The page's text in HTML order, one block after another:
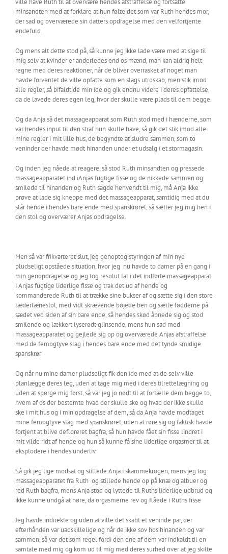
ville have Ruth til at overvære hendes afstraffelse og fortsatte
minsandten med at forklare at hun følte det som var Ruth hendes mor,
der sad og overværede sin datters opdragelse med den velfortjente
endefuld.
Og mens alt dette stod på, så kunne jeg ikke lade være med at sige til
mig selv at kvinder er anderledes end os mænd, man kan aldrig helt
regne med deres reaktioner, når de bliver overrasket af noget man
havde forventet de ville opfatte som en slags utroskab, men stik imod
alle regler, så bifaldt de min ide og gik endnu videre i deres opfattelse,
da de lavede deres egen leg, hvor der skulle være plads til dem begge.
Og da Anja så det massageapparat som Ruth stod med i hænderne, som
var hendes input til den straf hun skulle have, så gik det stik imod alle
mine regler i mit lille hus, de begyndte at sludre sammen, som to
veninder der havde mødt hinanden under et udsalg i et stormagasin.
Og inden jeg nåede at reagere, så stod Ruth minsandten og pressede
massageapparatet ind iAnjas fugtige fisse og de nikkede sammen og
smilede til hinanden og Ruth sagde henvendt til mig, må Anja ikke
prøve at lade sig kneppe med det massageapparat, samtidig med at du
slår hende i hendes bare ende med spanskrøret, så sætter jeg mig hen i
den stol og overværer Anjas opdragelse.
Men så var frikvarteret slut, jeg genoptog styringen af min nye
pludseligt opståede situation, hvor jeg nu havde to damer på en gang i
min genopdragelse og jeg tog resolut fat i det indførte massageapparat
i Anjas fugtige liderlige fisse og trak det ud af hende og
kommanderede Ruth til at trække sine bukser af og sætte sig i den store
læderlænestol, med vidt skrævende bøjede ben og sætte fødderne på
sædet ved siden af sin bare ende, så hendes skød åbnede sig og stod
smilende og lækkert lyserødt glinsende, mens hun sad med
massageapparatet og gejlede sig op og overværede Anjas afstraffelse
med de femogtyve slag i hendes bare ende med det tynde smidige
spanskrør
Og når nu mine damer pludseligt fik den ide med at de selv ville
planlægge deres leg, uden at tage mig med i deres tilrettelægning og
uden at spørge mig først, så var jeg jo nødt til at fortælle dem begge to,
hvem af os der bestemte hvad der skulle ske og hvad der ikke skulle
ske i mit hus og i min opdragelse af dem, så da Anja havde modtaget
mine femogtyve slag med spanskrøret, uden at røre sig og faktisk havde
fortjent at blive defloreret bagfra, så hun havde fået sin fisse lindret i
mit vilde ridt af hende og hun så kunne få sine liderlige orgasmer til at
eksplodere i hendes underliv.
Så gik jeg lige modsat og stillede Anja i skammekrogen, mens jeg tog
massageapparatet fra Ruth og stillede hende op på knæ og albuer og
red Ruth bagfra, mens Anja stod og lyttede til Ruths liderlige udbrud og
ikke kunne undgå at høre, da orgasmerne rev og flåede i Ruths fisse
Jeg havde indirekte og uden at ville det skabt et veninde par, der
efterhånden var uadskillelige og når de ikke sov hos hinanden og var
sammen, så var det som regel fordi den ene af dem var indkaldt til en
samtale med mig og kom ud til mig med deres surhed over at jeg skilte